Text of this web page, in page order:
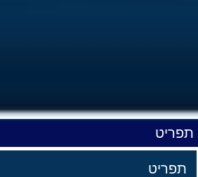
תפריט
תפריט